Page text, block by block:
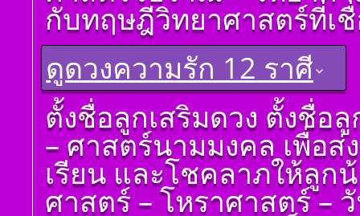
ของดวง ๑๒ ราศีจักร
โ ห ร า ส า ด (ฉบับ
เรียนรู้โดยไม่ต้องถาม)
โดย สอ้าน นาคเพชร
พูล(สีดิน) บทที่ ๕
การนำเอาดวง ๘ ราศี
จักรมาเพื่อพยากรณ์
โ ห ร า ส า ด (ฉบับ
เรียนรู้โดยไม่ต้องถาม)
โดย สอ้าน นาคเพชร
พูล(สีดิน) บทที่ ๖ ดวง
ทักษา
กับทฤษฎีวิทยาศาสตร์ที่เ
ดูดวงความรัก 12 ราศี
ดูดวงราศีเมษ
ดูดวงราศีพฤษภ
ดูดวง ราศีเมถุน
ดูดวง ราศีกรกฎ
ดูดวง ราศีสิงห์
ตั้งชื่อลูกเสริมดวง ตั้งชื่อ
– ศาสตร์นามมงคล เพื่อส่
เรียน และโชคลาภให้ลูก
ศาสตร์ – โหราศาสตร์ –